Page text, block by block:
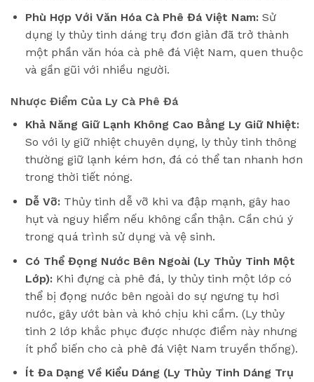
Phù Hợp Với Văn Hóa Cà Phê Đá Việt Nam:Sử
dụng ly thủy tinh dáng trụ đơn giản đã trở thành
một phần văn hóa cà phê đá Việt Nam, quen thuộc
và gần gũi với nhiều người.
Nhược Điểm Của Ly Cà Phê Đá
Khả Năng Giữ Lạnh Không Cao Bằng Ly Giữ Nhiệt:
So với ly giữ nhiệt chuyên dụng, ly thủy tinh thông
thường giữ lạnh kém hơn, đá có thể tan nhanh hơn
trong thời tiết nóng.
Dễ Vỡ:Thủy tinh dễ vỡ khi va đập mạnh, gây hao
hụt và nguy hiểm nếu không cẩn thận. Cần chú ý
trong quá trình sử dụng và vệ sinh.
Có Thể Đọng Nước Bên Ngoài (Ly Thủy Tinh Một
Lớp):Khi đựng cà phê đá, ly thủy tinh một lớp có
thể bị đọng nước bên ngoài do sự ngưng tụ hơi
nước, gây ướt bàn và khó chịu khi cầm. (Ly thủy
tinh 2 lớp khắc phục được nhược điểm này nhưng
ít phổ biến cho cà phê đá Việt Nam truyền thống).
Ít Đa Dạng Về Kiểu Dáng (Ly Thủy Tinh Dáng Trụ